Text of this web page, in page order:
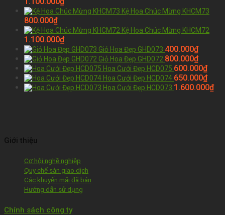
Kệ Hoa Chúc Mừng KHCM73
800.000₫
Kệ Hoa Chúc Mừng KHCM72
1.100.000₫
Giỏ Hoa Đẹp GHD073 400.000₫
Giỏ Hoa Đẹp GHD072 800.000₫
Hoa Cưới Đẹp HCD075 600.000₫
Hoa Cưới Đẹp HCD074 650.000₫
Hoa Cưới Đẹp HCD073 1.600.000₫
Giới thiệu
Cơ hội nghề nghiệp
Quy chế sàn giao dịch
Các khuyến mãi đã bán
Hướng dẫn sử dụng
Chính sách công ty